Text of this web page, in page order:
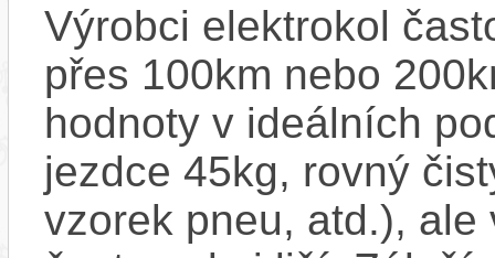
Výrobci elektrokol
přes 100km nebo
hodnoty v ideálních
jezdce 45kg, rovný
vzorek pneu, atd.),